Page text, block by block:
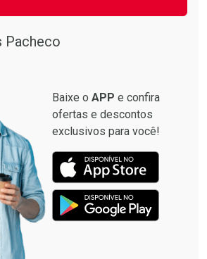
Ativar Desconto
Pacheco
Baixe o APP e confira
ofertas e descontos
exclusivos para você!